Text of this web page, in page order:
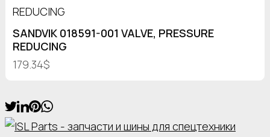
SANDVIK 018591-001 VALVE, PRESSURE
REDUCING
179.34$